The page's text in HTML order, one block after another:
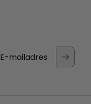
E-mailadres